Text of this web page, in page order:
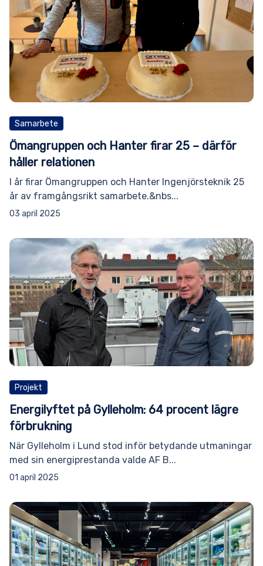
Samarbete
Ömangruppen och Hanter firar 25 – därför
håller relationen
I år firar Ömangruppen och Hanter Ingenjörsteknik 25
år av framgångsrikt samarbete.&nbs...
03 april 2025
Projekt
Energilyftet på Gylleholm: 64 procent lägre
förbrukning
När Gylleholm i Lund stod inför betydande utmaningar
med sin energiprestanda valde AF B...
01 april 2025